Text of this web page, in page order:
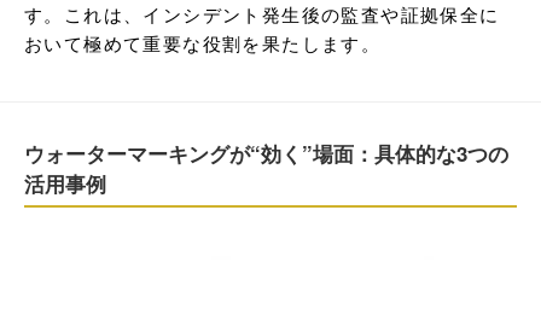
す。これは、インシデント発生後の監査や証拠保全に
おいて極めて重要な役割を果たします。
ウォーターマーキングが“効く”場面：具体的な3つの
活用事例